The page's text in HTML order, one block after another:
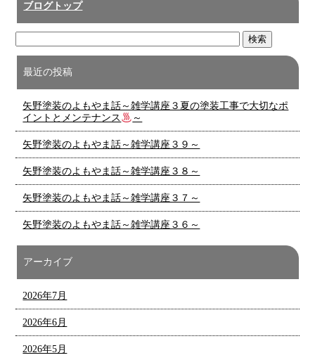
ブログトップ
最近の投稿
矢野塗装のよもやま話～雑学講座３夏の塗装工事で大切なポ
イントとメンテナンス
～
矢野塗装のよもやま話～雑学講座３９～
矢野塗装のよもやま話～雑学講座３８～
矢野塗装のよもやま話～雑学講座３７～
矢野塗装のよもやま話～雑学講座３６～
アーカイブ
2026年7月
2026年6月
2026年5月